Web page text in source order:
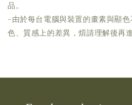
品。
-由於每台電腦與裝置的畫素與顯
色、質感上的差異，煩請理解後再